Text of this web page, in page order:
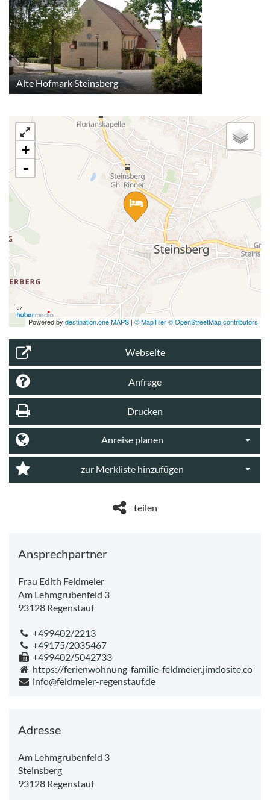
Alte Hofmark Steinsberg
+
-
Powered by destination.one MAPS | © MapTiler © OpenStreetMap contributors
Webseite
Anfrage
Drucken
Anreise planen
zur Merkliste hinzufügen
teilen
Ansprechpartner
Frau Edith Feldmeier
Am Lehmgrubenfeld 3
93128 Regenstauf
+499402/2213
+49175/2035467
+499402/5042733
https://ferienwohnung-familie-feldmeier.jimdosite.com/
info@feldmeier-regenstauf.de
Adresse
Am Lehmgrubenfeld 3
Steinsberg
93128 Regenstauf